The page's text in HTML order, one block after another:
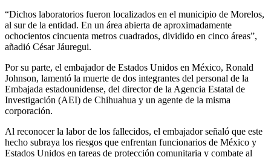
“Dichos laboratorios fueron localizados en el municipio de Morelos,
al sur de la entidad. En un área abierta de aproximadamente
ochocientos cincuenta metros cuadrados, dividido en cinco áreas”,
añadió César Jáuregui.
Por su parte, el embajador de Estados Unidos en México, Ronald
Johnson, lamentó la muerte de dos integrantes del personal de la
Embajada estadounidense, del director de la Agencia Estatal de
Investigación (AEI) de Chihuahua y un agente de la misma
corporación.
Al reconocer la labor de los fallecidos, el embajador señaló que este
hecho subraya los riesgos que enfrentan funcionarios de México y
Estados Unidos en tareas de protección comunitaria y combate al